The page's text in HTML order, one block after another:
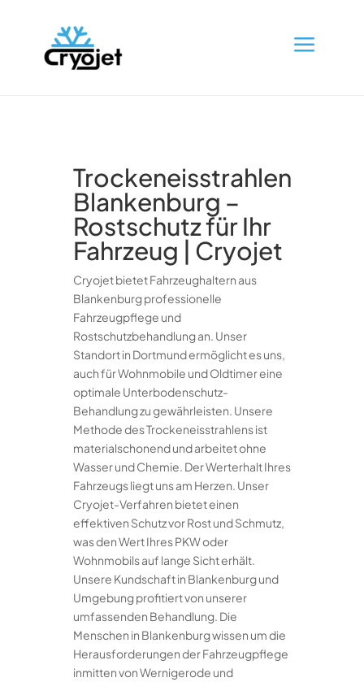
a
Trockeneisstrahlen
Blankenburg –
Rostschutz für Ihr
Fahrzeug | Cryojet
Cryojet bietet Fahrzeughaltern aus
Blankenburg professionelle
Fahrzeugpflege und
Rostschutzbehandlung an. Unser
Standort in Dortmund ermöglicht es uns,
auch für Wohnmobile und Oldtimer eine
optimale Unterbodenschutz-
Behandlung zu gewährleisten. Unsere
Methode des Trockeneisstrahlens ist
materialschonend und arbeitet ohne
Wasser und Chemie. Der Werterhalt Ihres
Fahrzeugs liegt uns am Herzen. Unser
Cryojet-Verfahren bietet einen
effektiven Schutz vor Rost und Schmutz,
was den Wert Ihres PKW oder
Wohnmobils auf lange Sicht erhält.
Unsere Kundschaft in Blankenburg und
Umgebung profitiert von unserer
umfassenden Behandlung. Die
Menschen in Blankenburg wissen um die
Herausforderungen der Fahrzeugpflege
inmitten von Wernigerode und